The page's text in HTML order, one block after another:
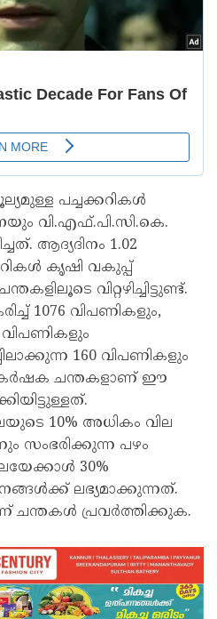
പച്ചക്കറികൾ
വി.എഫ്.പി.സി.കെ.
ആദ്യദിനം 1.02
കൃഷി വകുപ്പ്
വിറ്റഴിച്ചിട്ടുണ്ട്.
1076 വിപണികളും,
വിപണികളും
160 വിപണികളും
കർഷക ചന്തകളാണ് ഈ
10% അധികം വില
സംഭരിക്കുന്ന പഴം
30%
ലഭ്യമാക്കുന്നത്.
ചന്തകൾ പ്രവർത്തിക്കുക.